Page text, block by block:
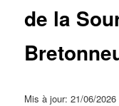
de la
Mis à jour: 21/06/2026